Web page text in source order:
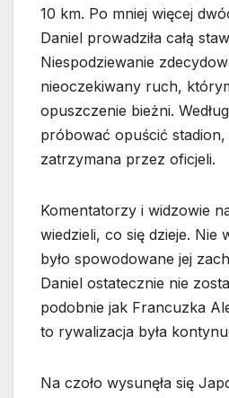
10 km. Po mniej więcej
Daniel prowadziła całą
Niespodziewanie
nieoczekiwany ruch,
opuszczenie bieżni.
próbować opuścić stadion,
zatrzymana przez oficjeli.
Komentatorzy i widzowie
wiedzieli, co się dzieje. Nie
było spowodowane jej
Daniel ostatecznie nie
podobnie jak Francuzka
to rywalizacja była
Na czoło wysunęła się